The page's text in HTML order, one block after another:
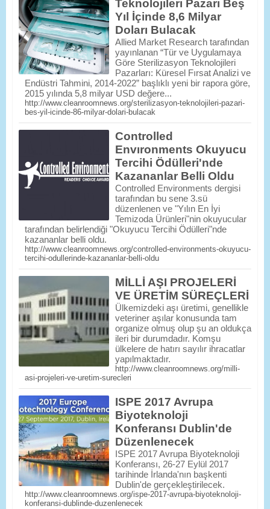
Teknolojileri Pazarı Beş
Yıl İçinde 8,6 Milyar
Doları Bulacak
Allied Market Research tarafından
yayınlanan “Tür ve Uygulamaya
Göre Sterilizasyon Teknolojileri
Pazarları: Küresel Fırsat Analizi ve
Endüstri Tahmini, 2014-2022” başlıklı yeni bir rapora göre,
2015 yılında 5,8 milyar USD değere...
http://www.cleanroomnews.org/sterilizasyon-teknolojileri-pazari-
bes-yil-icinde-86-milyar-dolari-bulacak
Controlled
Envıronments Okuyucu
Tercihi Ödülleri'nde
Kazananlar Belli Oldu
Controlled Environments dergisi
tarafından bu sene 3.sü
düzenlenen ve "Yılın En İyi
Temizoda Ürünleri"nin okuyucular
tarafından belirlendiği "Okuyucu Tercihi Ödülleri"nde
kazananlar belli oldu.
http://www.cleanroomnews.org/controlled-environments-okuyucu-
tercihi-odullerinde-kazananlar-belli-oldu
MİLLİ AŞI PROJELERİ
VE ÜRETİM SÜREÇLERİ
Ülkemizdeki aşı üretimi, genellikle
veteriner aşılar konusunda tam
organize olmuş olup şu an oldukça
ileri bir durumdadır. Komşu
ülkelere de hatırı sayılır ihracatlar
yapılmaktadır.
http://www.cleanroomnews.org/milli-
asi-projeleri-ve-uretim-surecleri
ISPE 2017 Avrupa
Biyoteknoloji
Konferansı Dublin'de
Düzenlenecek
ISPE 2017 Avrupa Biyoteknoloji
Konferansı, 26-27 Eylül 2017
tarihinde İrlanda'nın başkenti
Dublin'de gerçekleştirilecek.
http://www.cleanroomnews.org/ispe-2017-avrupa-biyoteknoloji-
konferansi-dublinde-duzenlenecek